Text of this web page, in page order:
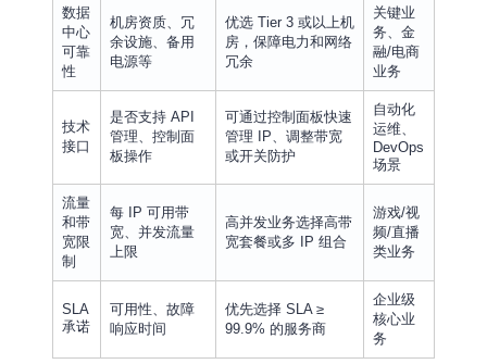
数据
中心
可靠
性
机房资质、冗
余设施、备用
电源等
优选 Tier 3 或以上机
房，保障电力和网络
冗余
关键业
务、金
融/电商
业务
技术
接口
是否支持 API
管理、控制面
板操作
可通过控制面板快速
管理 IP、调整带宽
或开关防护
自动化
运维、
DevOps
场景
流量
和带
宽限
制
每 IP 可用带
宽、并发流量
上限
高并发业务选择高带
宽套餐或多 IP 组合
游戏/视
频/直播
类业务
SLA
承诺
可用性、故障
响应时间
优先选择 SLA ≥
99.9% 的服务商
企业级
核心业
务